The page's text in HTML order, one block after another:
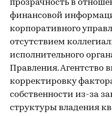
прозрачность в
финансовой
корпоративного
отсутствием
исполнительного
Правления. Агентство
корректировку
собственности из-за
структуры владения